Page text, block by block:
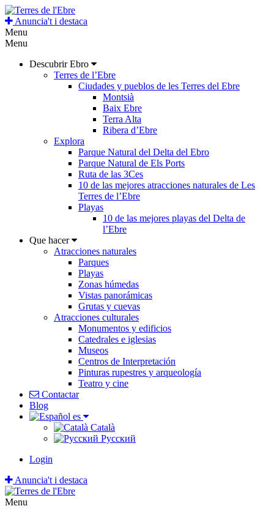
Anuncia't i destaca
Menu
Menu
Descubrir Ebro
Terres de l’Ebre
Ciudades y pueblos de les Terres del Ebre
Montsià
Baix Ebre
Terra Alta
Ribera d’Ebre
Explora
Parque Natural del Delta del Ebro
Parque Natural de Els Ports
Ruta de las 3Ces
10 de las mejores atracciones naturales de Les
Terres de l’Ebre
Playas
10 de las mejores playas del Delta de
l’Ebre
Que hacer
Atracciones naturales
Parques
Playas
Zonas húmedas
Vistas panorámicas
Grutas y cuevas
Atracciones culturales
Monumentos y edificios
Catedrales e iglesias
Museos
Centros de Interpretación
Pinturas rupestres y arqueología
Teatro y cine
Contactar
Blog
es
Català
Pусский
Login
Anuncia't i destaca
Menu